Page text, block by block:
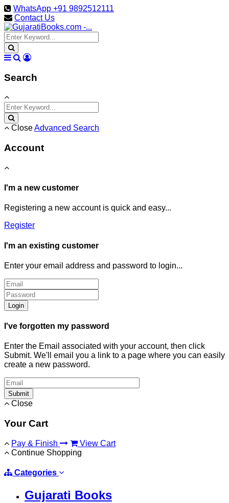
WhatsApp +91 9892512111
Contact Us
Search
CloseAdvanced Search
Account
I'm a new customer
Registering a new account is quick and easy...
Register
I'm an existing customer
Enter your email address and password to login...
Login
I've forgotten my password
Enter the Email associated with your account, then click
Submit. We'll email you a link to a page where you can easily
create a new password.
Submit
Close
Your Cart
Pay & Finish
View Cart
Continue Shopping
Categories
Gujarati Books